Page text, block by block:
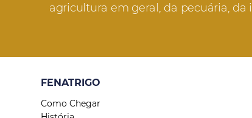
agricultura em geral, da pecuária, da
FENATRIGO
Como Chegar